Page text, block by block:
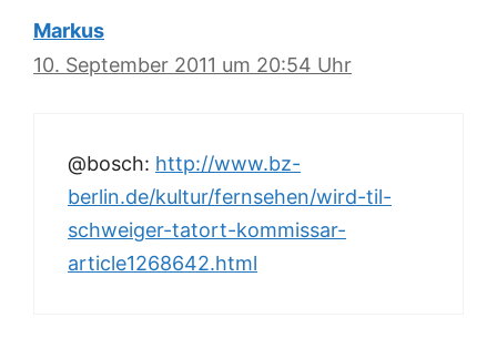
Markus
10. September 2011 um 20:54 Uhr
@bosch: http://www.bz-
berlin.de/kultur/fernsehen/wird-til-
schweiger-tatort-kommissar-
article1268642.html